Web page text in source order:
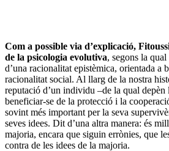
Com a possible via d’explicació,
de la psicologia evolutiva, segons la
d’una racionalitat epistèmica, orientada a
racionalitat social. Al llarg de la nostra
reputació d’un individu –de la qual depèn
beneficiar-se de la protecció i la
sovint més important per la seva
seves idees. Dit d’una altra manera: és
majoria, encara que siguin errònies, que
contra de les idees de la majoria.